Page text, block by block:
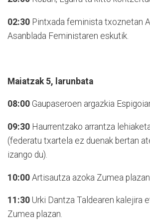
02:30 Pintxada feminista txoznetan
Asanblada Feministaren eskutik.
Maiatzak 5, larunbata
08:00 Gaupaseroen argazkia
09:30 Haurrentzako arrantza
(federatu txartela ez duenak bertan
izango du).
10:00 Artisautza azoka Zumea plazan.
11:30 Urki Dantza Taldearen kalejira
Zumea plazan.